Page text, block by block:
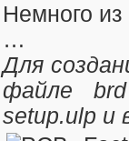
Немного из
…
Для
файле
setup.ulp и